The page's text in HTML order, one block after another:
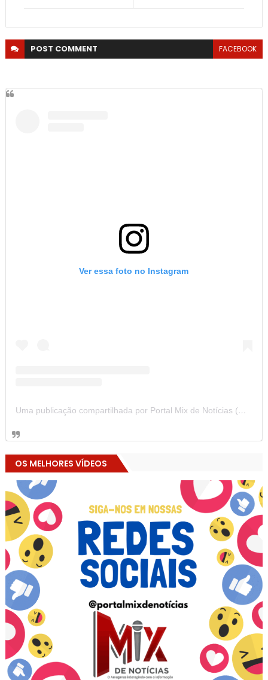
POST COMMENT FACEBOOK
Ver essa foto no Instagram
Uma publicação compartilhada por Portal Mix de Notícias (@portalmixdenoticias)
OS MELHORES VÍDEOS